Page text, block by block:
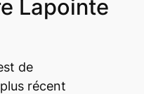
Lapointe
de
récent